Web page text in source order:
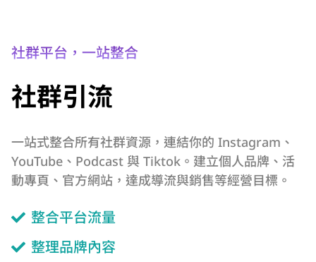
社群平台，一站整合
社群引流
一站式整合所有社群資源，連結你的 Instagram、
YouTube、Podcast 與 Tiktok。建立個人品牌、活
動專頁、官方網站，達成導流與銷售等經營目標。
整合平台流量
整理品牌內容